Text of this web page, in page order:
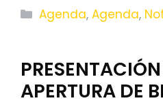
Categorías
Agenda,Agenda,
APERTURA DE